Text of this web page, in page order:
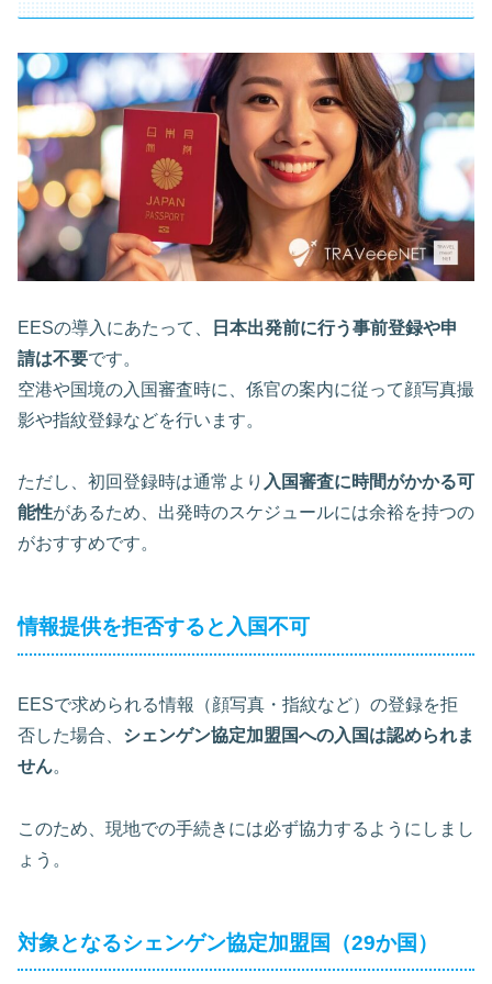
EESの導入にあたって、
日本出発前に行う事前登録や申
請は不要です。
空港や国境の入国審査時に、係官の案内に従って顔写真撮
影や指紋登録などを行います。
ただし、初回登録時は通常より 入国審査に時間がかかる可
能性があるため、出発時のスケジュールには余裕を持つの
がおすすめです。
情報提供を拒否すると入国不可
EESで求められる情報（顔写真・指紋など）の登録を拒
否した場合、 シェンゲン協定加盟国への入国は認められま
せん。
このため、現地での手続きには必ず協力するようにしまし
ょう。
対象となるシェンゲン協定加盟国（29か国）